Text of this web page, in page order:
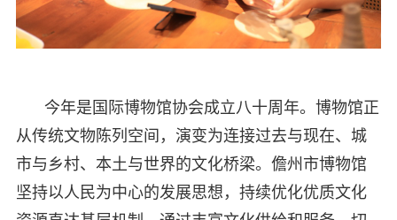
今年是国际博物馆协会成立八十周年。博物馆正
从传统文物陈列空间，演变为连接过去与现在、城
市与乡村、本土与世界的文化桥梁。儋州市博物馆
坚持以人民为中心的发展思想，持续优化优质文化